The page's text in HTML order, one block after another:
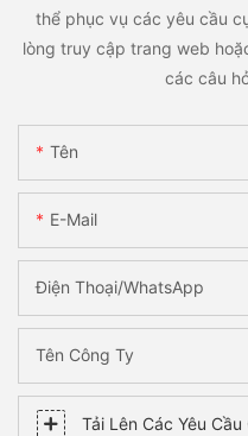
thể phục vụ các yêu cầu
lòng truy cập trang web
các câu
Tên
E-Mail
Điện Thoại/WhatsApp
Tên Công Ty
Tải Lên Các Yêu Cầu